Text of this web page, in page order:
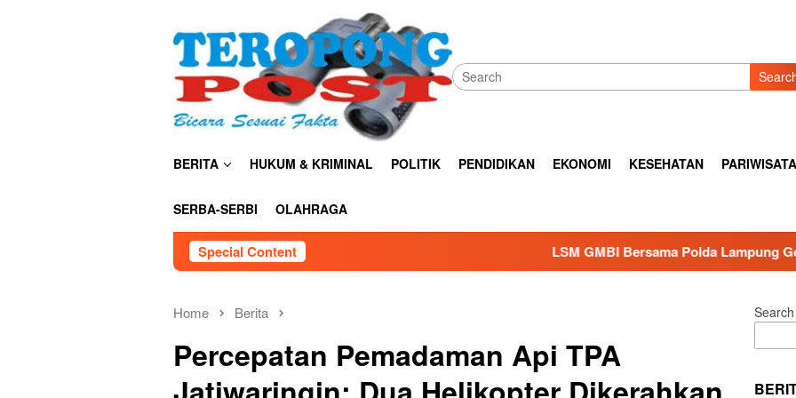
BERITA HUKUM & KRIMINAL POLITIK PENDIDIKAN EKONOMI KESEHATAN PARIWISATA
SERBA-SERBI OLAHRAGA
Special Content LSM GMBI Bersama Polda Lampung Gelar Bhakti Sosial
Home Berita
Percepatan Pemadaman Api TPA
Search